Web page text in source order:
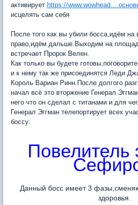
активирует https://
исцелять сам себя
После того как вы убили босса,идём
право,идём дальше.Выходим на
встречает Пророк Велен.
Как только вы будете
и к нему так же присоединятся Леди
Король Вариан Ринн.После долгого
начал всё это вторжение Генерал
него что он сделал с титанами и для
Генерал Эггман телепортирует всех
боссу.
Повелитель
Данный босс имеет 3
здоровья.